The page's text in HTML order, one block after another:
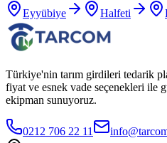
Eyyübiye
Halfeti
Türkiye'nin tarım girdileri tedarik
fiyat ve esnek vade seçenekleri ile
ekipman sunuyoruz.
0212 706 22 11